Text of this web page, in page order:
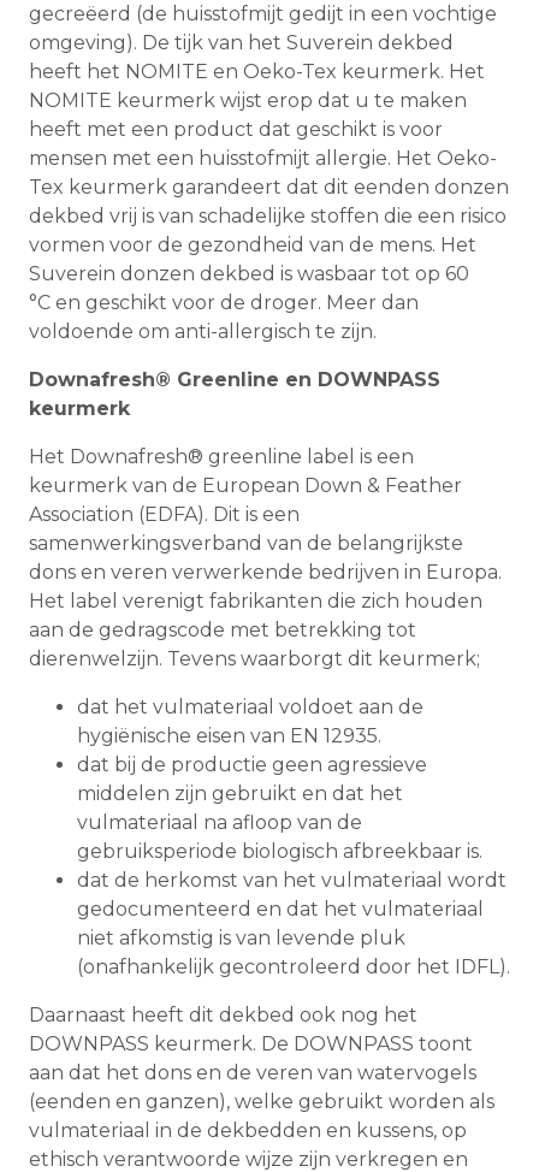
gecreëerd (de huisstofmijt gedijt in een vochtige
omgeving). De tijk van het Suverein dekbed
heeft het NOMITE en Oeko-Tex keurmerk. Het
NOMITE keurmerk wijst erop dat u te maken
heeft met een product dat geschikt is voor
mensen met een huisstofmijt allergie. Het Oeko-
Tex keurmerk garandeert dat dit eenden donzen
dekbed vrij is van schadelijke stoffen die een risico
vormen voor de gezondheid van de mens. Het
Suverein donzen dekbed is wasbaar tot op 60
°C en geschikt voor de droger. Meer dan
voldoende om anti-allergisch te zijn.
Downafresh® Greenline en DOWNPASS
keurmerk
Het Downafresh® greenline label is een
keurmerk van de European Down & Feather
Association (EDFA). Dit is een
samenwerkingsverband van de belangrijkste
dons en veren verwerkende bedrijven in Europa.
Het label verenigt fabrikanten die zich houden
aan de gedragscode met betrekking tot
dierenwelzijn. Tevens waarborgt dit keurmerk;
dat het vulmateriaal voldoet aan de
hygiënische eisen van EN 12935.
dat bij de productie geen agressieve
middelen zijn gebruikt en dat het
vulmateriaal na afloop van de
gebruiksperiode biologisch afbreekbaar is.
dat de herkomst van het vulmateriaal wordt
gedocumenteerd en dat het vulmateriaal
niet afkomstig is van levende pluk
(onafhankelijk gecontroleerd door het IDFL).
Daarnaast heeft dit dekbed ook nog het
DOWNPASS keurmerk. De DOWNPASS toont
aan dat het dons en de veren van watervogels
(eenden en ganzen), welke gebruikt worden als
vulmateriaal in de dekbedden en kussens, op
ethisch verantwoorde wijze zijn verkregen en